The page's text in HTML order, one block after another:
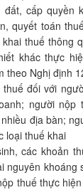
cấp quyền
quyết toán
thuế thông
khác thực
theo Nghị định
đối với
người nộp
địa bàn;
loại thuế khai
các khoản
nguyên khoáng
thuế thực